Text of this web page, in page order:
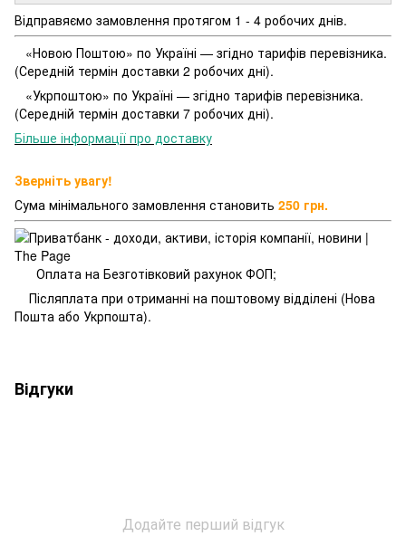
Відправяємо замовлення протягом 1 - 4 робочих днів.
«Новою Поштою» по Україні — згідно тарифів перевізника.
(Середній термін доставки 2 робочих дні).
«Укрпоштою» по Україні — згідно тарифів перевізника.
(Середній термін доставки 7 робочих дні).
Більше інформації про доставку
Зверніть увагу!
Сума мінімального замовлення становить 250 грн.
Оплата на Безготівковий рахунок ФОП;
Післяплата при отриманні на поштовому відділені (Нова
Пошта або Укрпошта).
Відгуки
Додайте перший відгук